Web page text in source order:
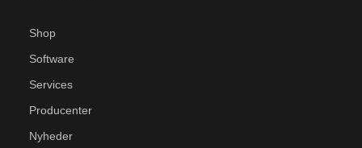
Shop
Software
Services
Producenter
Nyheder